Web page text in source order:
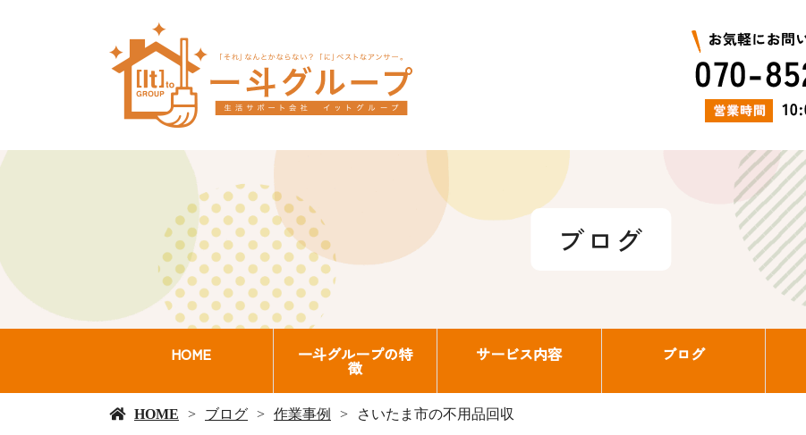
ブログ
HOME 一斗グループの特
徴
サービス内容 ブログ
HOME ブログ 作業事例 さいたま市の不用品回収